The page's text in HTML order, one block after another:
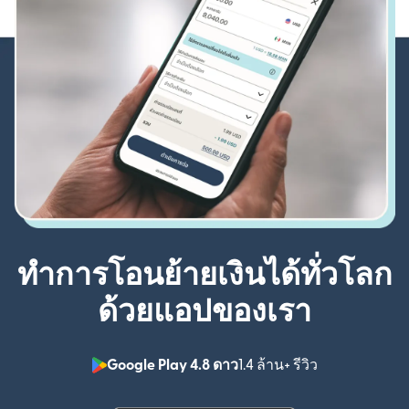
ทำการโอนย้ายเงินได้ทั่วโลก
ด้วยแอปของเรา
Google Play 4.8 ดาว1.4 ล้าน+ รีวิว
(เปิดในหน้าต่